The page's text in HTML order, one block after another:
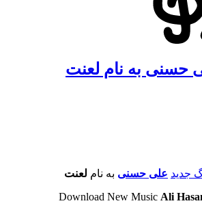
حسنی به نام لعنت
جدید علی حسنی به نام لعنت
Download New Music Ali